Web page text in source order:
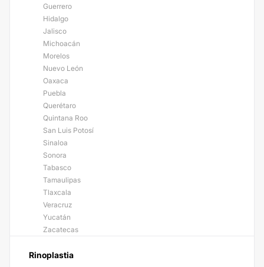
Guerrero
Hidalgo
Jalisco
Michoacán
Morelos
Nuevo León
Oaxaca
Puebla
Querétaro
Quintana Roo
San Luis Potosí
Sinaloa
Sonora
Tabasco
Tamaulipas
Tlaxcala
Veracruz
Yucatán
Zacatecas
Rinoplastia